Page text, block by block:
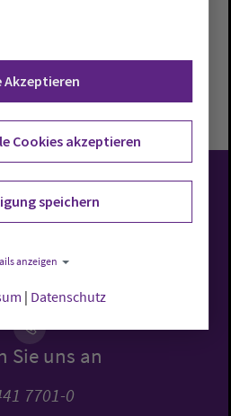
Lutherische
Oldenburg
Sie uns an
7701-0
Akzeptieren
Cookies akzeptieren
speichern
anzeigen
| Datenschutz